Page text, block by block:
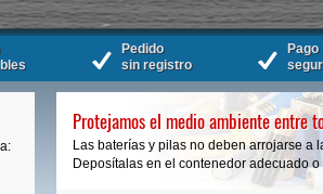
Pedido
sin registro
Pago
Protejamos el medio ambiente entre
Las baterías y pilas no deben arrojarse a
Deposítalas en el contenedor adecuado